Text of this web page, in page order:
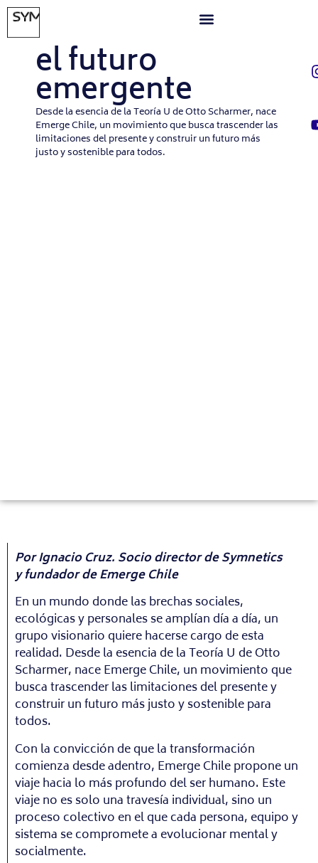
MARZO 31, 2024
Liderando desde
el futuro
emergente
Desde la esencia de la Teoría U de Otto Scharmer, nace
Emerge Chile, un movimiento que busca trascender las
limitaciones del presente y construir un futuro más
justo y sostenible para todos.
Por Ignacio Cruz. Socio director de Symnetics
yfundador de Emerge Chile
En un mundo donde las brechas sociales,
ecológicas y personales se amplían día a día, un
grupo visionario quiere hacerse cargo de esta
realidad. Desde la esencia de la Teoría U de Otto
Scharmer, nace Emerge Chile, un movimiento que
busca trascender las limitaciones del presente y
construir un futuro más justo y sostenible para
todos.
Con la convicción de que la transformación
comienza desde adentro, Emerge Chile propone un
viaje hacia lo más profundo del ser humano. Este
viaje no es solo una travesía individual, sino un
proceso colectivo en el que cada persona, equipo y
sistema se compromete a evolucionar mental y
socialmente.